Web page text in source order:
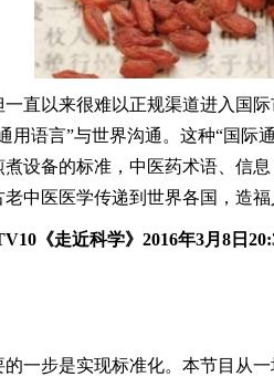
直以来很难以正规渠道进入国
用语言”与世界沟通。这种“国
设备的标准，中医药术语、信
中医医学传递到世界各国，造福
V10《走近科学》2016年3月8日20:
一步是实现标准化。本节目从